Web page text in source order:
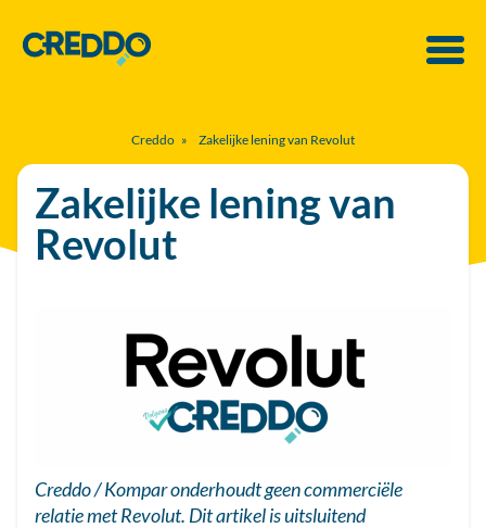
Creddo » Zakelijke lening van Revolut
Zakelijke lening van
Revolut
Creddo / Kompar onderhoudt geen commerciële
relatie met Revolut. Dit artikel is uitsluitend